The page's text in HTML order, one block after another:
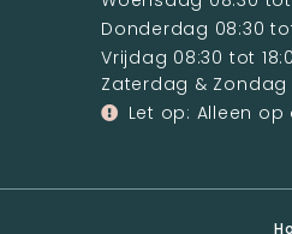
Donderdag 08:30
Vrijdag 08:30 tot
Zaterdag & Zondag
Let op: Alleen op